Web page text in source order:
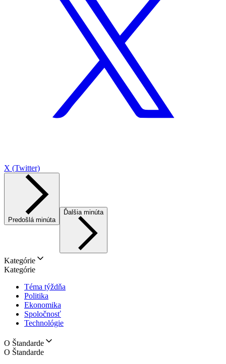
X (Twitter)
Predošlá minúta
Ďalšia minúta
Kategórie
Kategórie
Téma týždňa
Politika
Ekonomika
Spoločnosť
Technológie
O Štandarde
O Štandarde